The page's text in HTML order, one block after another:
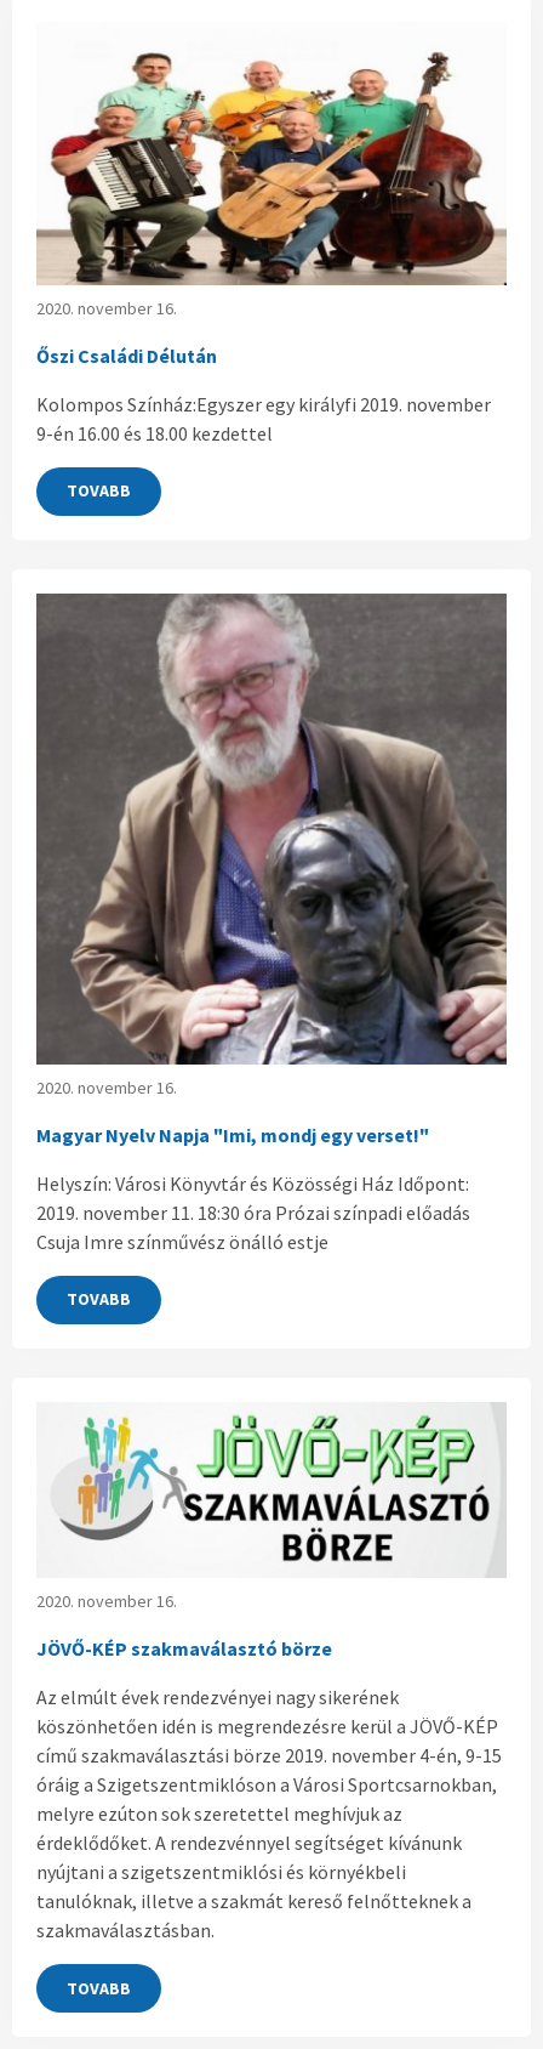
2020. november 16.
Őszi Családi Délután
Kolompos Színház:Egyszer egy királyfi 2019. november
9-én 16.00 és 18.00 kezdettel
TOVABB
2020. november 16.
Magyar Nyelv Napja "Imi, mondj egy verset!"
Helyszín: Városi Könyvtár és Közösségi Ház Időpont:
2019. november 11. 18:30 óra Prózai színpadi előadás
Csuja Imre színművész önálló estje
TOVABB
2020. november 16.
JÖVŐ-KÉP szakmaválasztó börze
Az elmúlt évek rendezvényei nagy sikerének
köszönhetően idén is megrendezésre kerül a JÖVŐ-KÉP
című szakmaválasztási börze 2019. november 4-én, 9-15
óráig a Szigetszentmiklóson a Városi Sportcsarnokban,
melyre ezúton sok szeretettel meghívjuk az
érdeklődőket. A rendezvénnyel segítséget kívánunk
nyújtani a szigetszentmiklósi és környékbeli
tanulóknak, illetve a szakmát kereső felnőtteknek a
szakmaválasztásban.
TOVABB